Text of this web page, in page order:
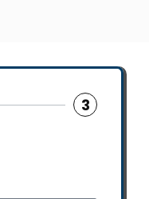
3